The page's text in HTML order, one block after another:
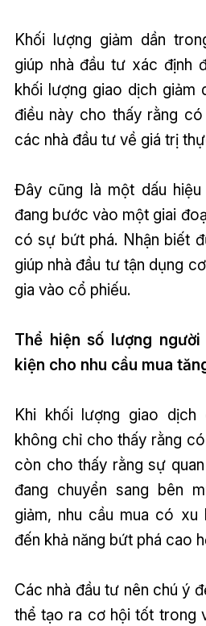
Khối lượng giảm dần
giúp nhà đầu tư xác định
khối lượng giao dịch giảm
điều này cho thấy rằng
các nhà đầu tư về giá trị
Đây cũng là một dấu
đang bước vào một giai
có sự bứt phá. Nhận biết
giúp nhà đầu tư tận dụng
gia vào cổ phiếu.
Thể hiện số lượng
kiện cho nhu cầu mua
Khi khối lượng giao dịch
không chỉ cho thấy rằng
còn cho thấy rằng sự
đang chuyển sang bên
giảm, nhu cầu mua có xu
đến khả năng bứt phá cao
Các nhà đầu tư nên chú ý
thể tạo ra cơ hội tốt trong